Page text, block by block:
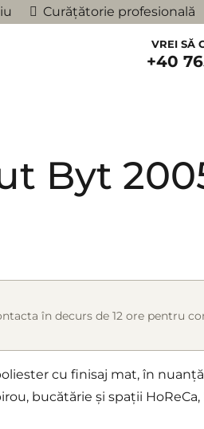
Curățătorie profesională
VREI SĂ
+40
Byt
în decurs de 12 ore pentru
cu finisaj mat, în
bucătărie și spații